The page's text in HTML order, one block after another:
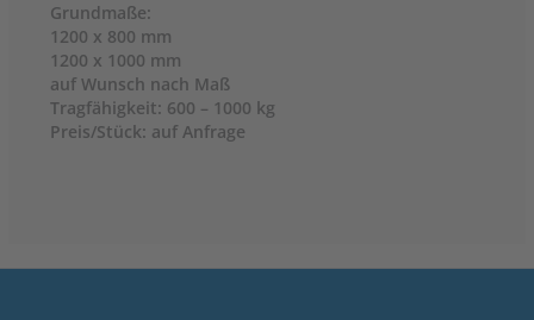
Grundmaße:
1200 x 800 mm
1200 x 1000 mm
auf Wunsch nach Maß
Tragfähigkeit: 600 – 1000 kg
Preis/Stück: auf Anfrage